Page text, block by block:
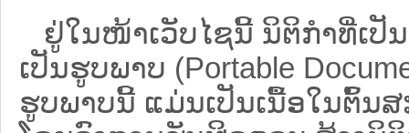
ຢູ່ໃນໜ້າ​ເວັບ​ໄຊ​ນີ້ ນິຕິກຳທີ່ເປັ
ເປັນຮູບພາບ (Portable
ຮູບພາບນີ້ ແມ່ນເປັນເນື້ອໃນຕົ້ນ